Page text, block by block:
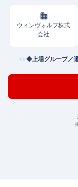
ウィンヴォルブ株式
会社
◆上場グループ／